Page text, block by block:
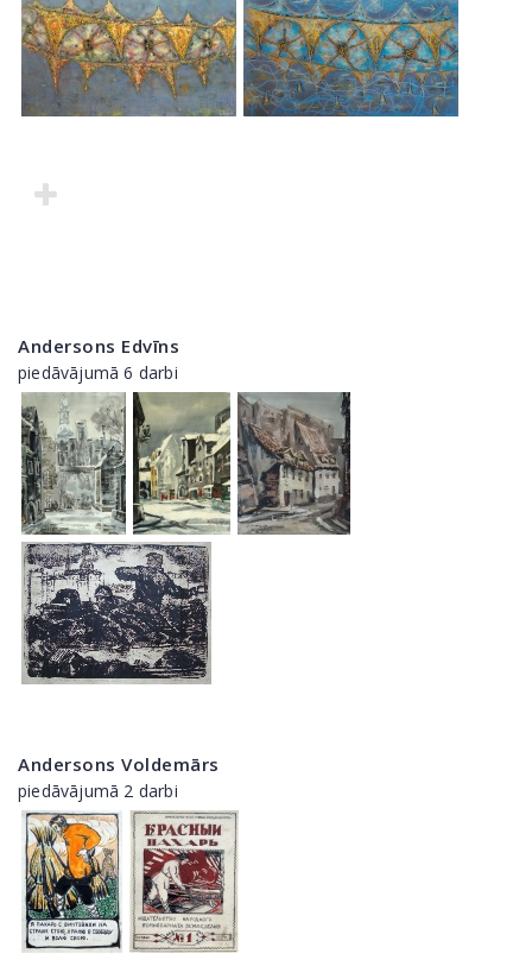
Andersons Edvīns
piedāvājumā 6 darbi
Andersons Voldemārs
piedāvājumā 2 darbi